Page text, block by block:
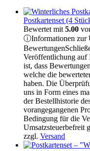
Postkartenset (4
Bewertet mit 5.00
ⓘInformationen zur
Bewertungen
Veröffentlichung auf
ist, dass
welche die
haben. Die
uns in Form eines
der Bestellhistorie
vorangegangenen
Bedingung für die
Umsatzsteuerbefreit
zzgl. Versand